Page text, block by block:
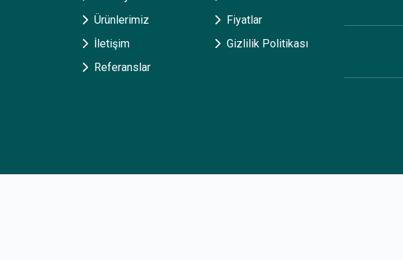
Ürünlerimiz
Fiyatlar
İletişim
Gizlilik Politikası
Referanslar